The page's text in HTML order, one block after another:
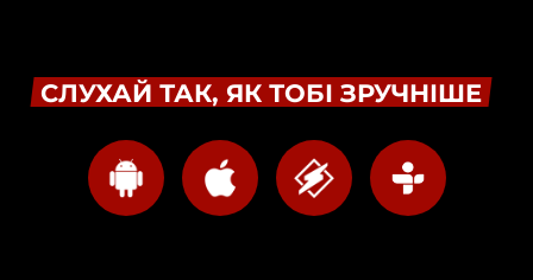
СЛУХАЙ ТАК, ЯК ТОБІ ЗРУЧНІШЕ